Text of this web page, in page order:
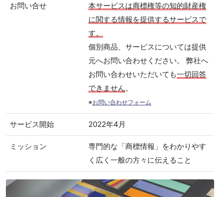
お問い合せ
本サービスは商標権等の知的財産権
に関する情報を提供するサービスで
す。
個別商品、サービスについては提供
元へお問い合わせください。 弊社へ
お問い合わせいただいても一切回答
できません。
※お問い合わせフォーム
サービス開始 2022年4月
ミッション
専門的な「商標情報」をわかりやす
く広く一般の方々に伝えること